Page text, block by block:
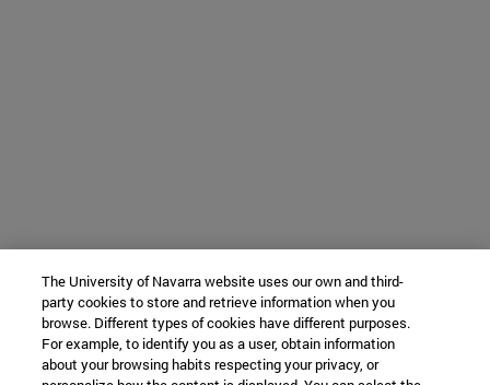
The University of Navarra website uses our own and third-
party cookies to store and retrieve information when you
browse. Different types of cookies have different purposes.
For example, to identify you as a user, obtain information
about your browsing habits respecting your privacy, or